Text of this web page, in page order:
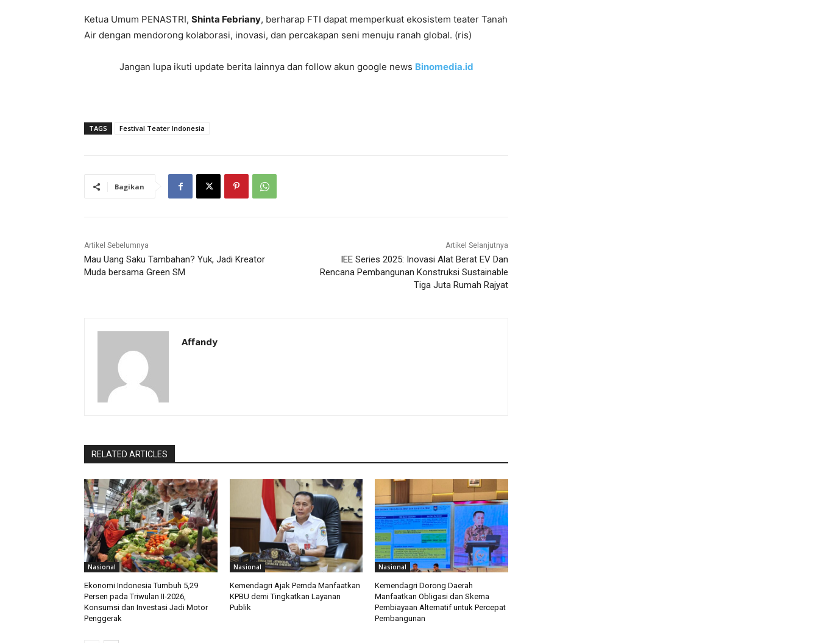
Ketua Umum PENASTRI, Shinta Febriany, berharap FTI dapat memperkuat ekosistem teater Tanah
Air dengan mendorong kolaborasi, inovasi, dan percakapan seni menuju ranah global. (ris)
Jangan lupa ikuti update berita lainnya dan follow akun google news Binomedia.id
TAGS Festival Teater Indonesia
Bagikan
Artikel Sebelumnya
Mau Uang Saku Tambahan? Yuk, Jadi Kreator
Muda bersama Green SM
Artikel Selanjutnya
IEE Series 2025: Inovasi Alat Berat EV Dan
Rencana Pembangunan Konstruksi Sustainable
Tiga Juta Rumah Rajyat
Affandy
RELATED ARTICLES
Nasional
Ekonomi Indonesia Tumbuh 5,29
Persen pada Triwulan II-2026,
Konsumsi dan Investasi Jadi Motor
Penggerak
Nasional
Kemendagri Ajak Pemda Manfaatkan
KPBU demi Tingkatkan Layanan
Publik
Nasional
Kemendagri Dorong Daerah
Manfaatkan Obligasi dan Skema
Pembiayaan Alternatif untuk Percepat
Pembangunan